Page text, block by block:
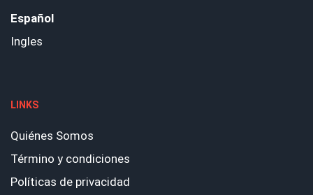
Español
Ingles
LINKS
Quiénes Somos
Término y condiciones
Políticas de privacidad